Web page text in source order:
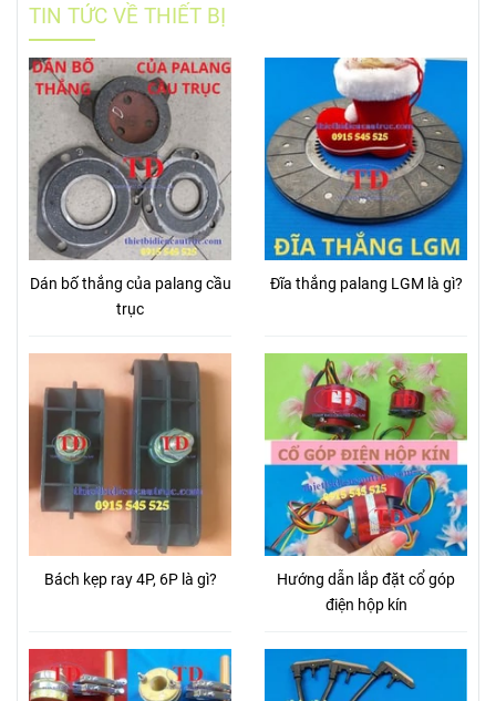
TIN TỨC VỀ THIẾT BỊ
Dán bố thắng của palang cầu
trục
Đĩa thắng palang LGM là gì?
Bách kẹp ray 4P, 6P là gì?
Hướng dẫn lắp đặt cổ góp
điện hộp kín